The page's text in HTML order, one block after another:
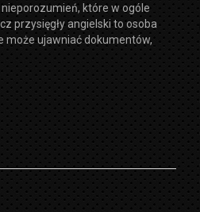
które w ogóle
przysięgły angielski to osoba
może ujawniać dokumentów,